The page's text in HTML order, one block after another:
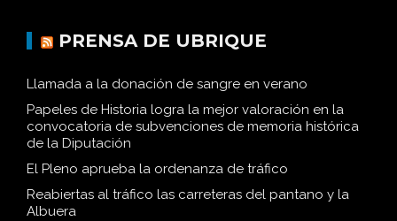
PRENSA DE UBRIQUE
Llamada a la donación de sangre en verano
Papeles de Historia logra la mejor valoración en la
convocatoria de subvenciones de memoria histórica
de la Diputación
El Pleno aprueba la ordenanza de tráfico
Reabiertas al tráfico las carreteras del pantano y la
Albuera